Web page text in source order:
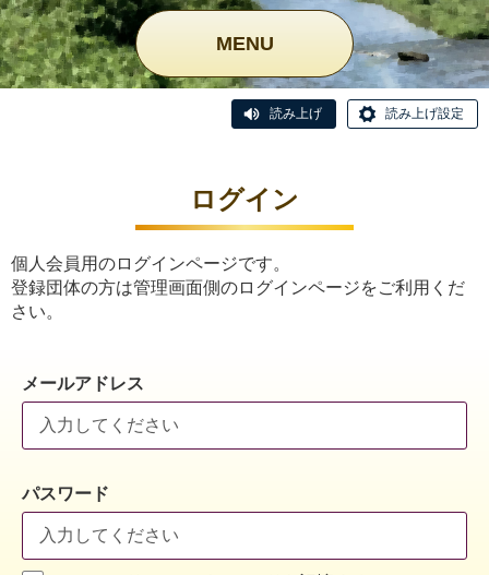
MENU
読み上げ 読み上げ設定
ログイン
個人会員用のログインページです。
登録団体の方は管理画面側のログインページをご利用くだ
さい。
メールアドレス
パスワード